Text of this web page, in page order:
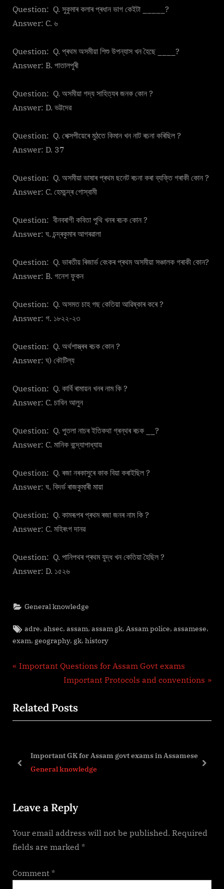
Question: Q. সুকুমাৰ কলাৰ প্ৰধান ভাগ কেইটা _____?
Answer: C. ৬
Question: Q. প্ৰথম অসমীয়া শিশু উপন্যাস খন হৈছে ____?
Answer: B. পাতালপুৰী
Question: Q. অসমীয়া গদ্য সাহিত্যৰ জনক কোন ?
Answer: D. ভট্টদেৱ
Question: Q. শেক্সপীয়েৰে মুঠতে কিমান খন নাট ৰচনা কৰিছিল ?
Answer: D. 37
Question: Q. অসমীয়া ভাষাৰ প্ৰথম ছনেট ৰচনা কৰা ব্যক্তি গৰাকী কোন ?
Answer: C. হেমচন্দ্ৰ গোস্বামী
Question: বীনবৰাগী কবিতা পুথি খনৰ ৰচক কোন ?
Answer: ঘ. চন্দ্ৰকুমাৰ আগৰৱালা
Question: Q. ভাৰতীয় ৰিজাৰ্ভ বেংকৰ প্ৰথম অসমীয়া সঞ্চালক গৰাকী কোন?
Answer: B. গনেশ ফুকন
Question: Q. অসমত চাহ গছ কেতিয়া আৱিষ্কাৰ কৰে ?
Answer: গ. ১৮২২-২৩
Question: Q. অৰ্থশাস্ত্ৰৰ ৰচক কোন ?
Answer: ঘ) কৌটিল্য
Question: Q. কাৰ্বি ৰামায়ন খনৰ নাম কি ?
Answer: C. চাবিন আলুন
Question: Q. পুতলা নাচৰ ইতিকথা গ্ৰন্থৰ ৰচক __?
Answer: C. মানিক বন্দ্যোপাধ্যায়
Question: Q. ৰজা নৰকাসুৰে কাক বিয়া কৰাইছিল ?
Answer: ঘ. বিদৰ্ভ ৰাজকুমাৰী মায়া
Question: Q. কামৰূপৰ প্ৰথম ৰজা জনৰ নাম কি ?
Answer: C. মহিৰংগ দানৱ
Question: Q. পানিপথৰ প্ৰথম যুদ্ধ খন কেতিয়া হৈছিল ?
Answer: D. ১৫২৬
General knowledge
Tags:
adre,ahsec,assam,assam gk, Assam police,assamese,
exam, geography, gk, history
Post
navigation
P
v
i
s
s
:
Important Questions for Assam Govt exams
N
x
t
Important Protocols and conventions
Related Posts
Important GK for Assam govt exams in Assamese
General knowledge
prev next
Leave a Reply
Your email address will not be published. Required
fields are marked *
Comment *